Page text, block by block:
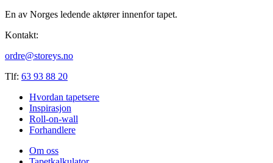
En av Norges ledende aktører innenfor tapet.
Kontakt:
ordre@storeys.no
Tlf: 63 93 88 20
Hvordan tapetsere
Inspirasjon
Roll-on-wall
Forhandlere
Om oss